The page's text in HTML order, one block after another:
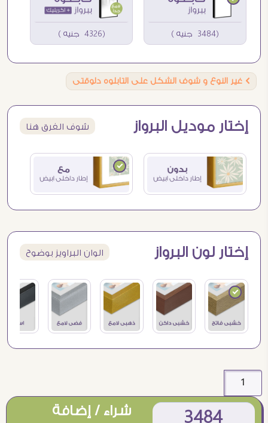
(3484 جنيه ) (4326 جنيه )
Ö غير النوع و شوف الشكل على التابلوه دلوقتى
إختار موديل البرواز شوف الفرق هنا
إختار لون البرواز الوان البراويز بوضوح
3484
شراء / إضافة